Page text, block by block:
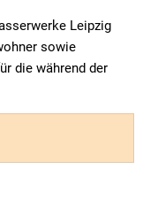
Leipzig
sowie
die während der